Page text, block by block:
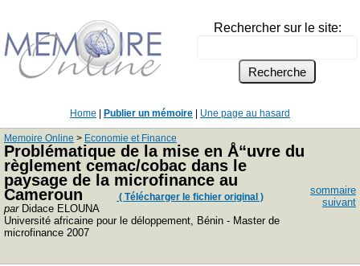
Rechercher sur le site:
Home Publier un mémoire Une page au hasard
Memoire Online > Economie et Finance
Problématique de la mise en Å“uvre du
règlement cemac/cobac dans le
paysage de la microfinance au
Cameroun
( Télécharger le fichier original )
parDidace ELOUNA
Université africaine pour le déloppement, Bénin - Master de
microfinance 2007
sommaire
suivant